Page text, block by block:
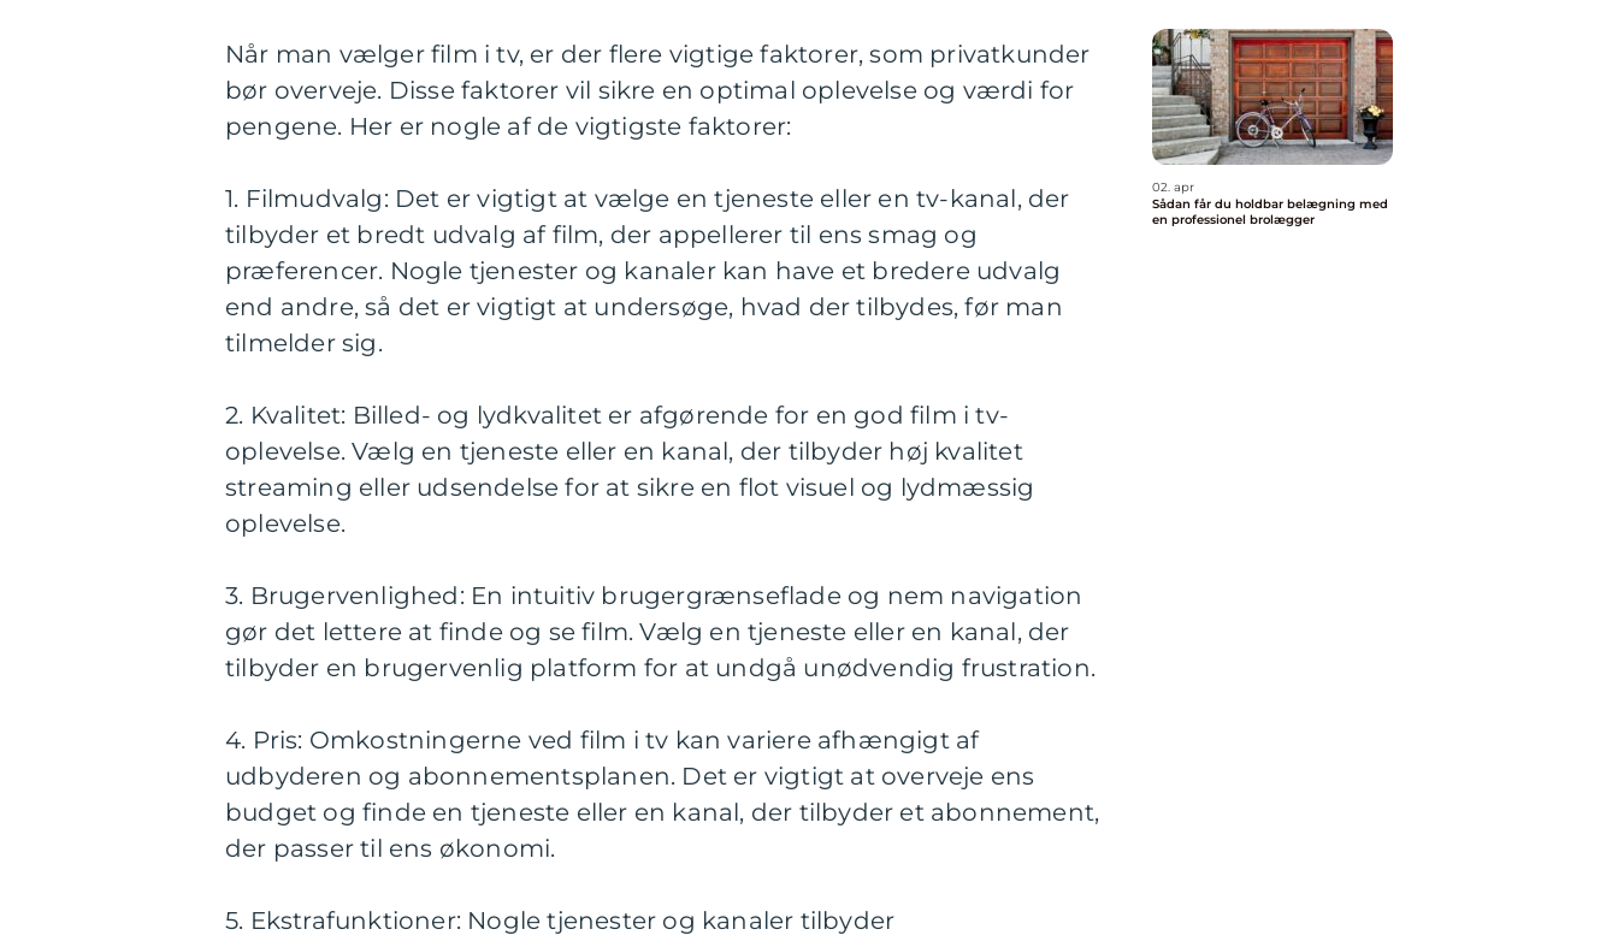
Når man vælger film i tv, er der flere vigtige faktorer, som privatkunder
bør overveje. Disse faktorer vil sikre en optimal oplevelse og værdi for
pengene. Her er nogle af de vigtigste faktorer:
1. Filmudvalg: Det er vigtigt at vælge en tjeneste eller en tv-kanal, der
tilbyder et bredt udvalg af film, der appellerer til ens smag og
præferencer. Nogle tjenester og kanaler kan have et bredere udvalg
end andre, så det er vigtigt at undersøge, hvad der tilbydes, før man
tilmelder sig.
2. Kvalitet: Billed- og lydkvalitet er afgørende for en god film i tv-
oplevelse. Vælg en tjeneste eller en kanal, der tilbyder høj kvalitet
streaming eller udsendelse for at sikre en flot visuel og lydmæssig
oplevelse.
3. Brugervenlighed: En intuitiv brugergrænseflade og nem navigation
gør det lettere at finde og se film. Vælg en tjeneste eller en kanal, der
tilbyder en brugervenlig platform for at undgå unødvendig frustration.
4. Pris: Omkostningerne ved film i tv kan variere afhængigt af
udbyderen og abonnementsplanen. Det er vigtigt at overveje ens
budget og finde en tjeneste eller en kanal, der tilbyder et abonnement,
der passer til ens økonomi.
5. Ekstrafunktioner: Nogle tjenester og kanaler tilbyder
02. apr
Sådan får du holdbar belægning med
en professionel brolægger